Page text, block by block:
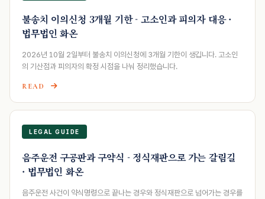
불송치 이의신청 3개월 기한 - 고소인과 피의자 대응 ·
법무법인 화온
2026년 10월 2일부터 불송치 이의신청에 3개월 기한이 생깁니다. 고소인
의 기산점과 피의자의 확정 시점을 나눠 정리했습니다.
READ
LEGAL GUIDE
음주운전 구공판과 구약식 - 정식재판으로 가는 갈림길
· 법무법인 화온
음주운전 사건이 약식명령으로 끝나는 경우와 정식재판으로 넘어가는 경우를